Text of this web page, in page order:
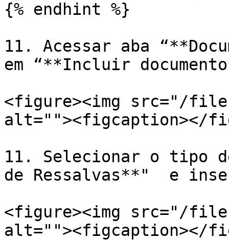
{% endhint %}
11. Acessar aba
em “**Incluir
<figure><img src="/files/
alt=""><figcaption></
11. Selecionar o tipo de
de Ressalvas**"  e
<figure><img src="/
alt=""><figcaption></